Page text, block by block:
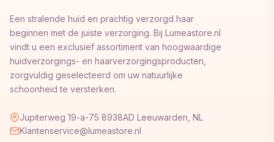
Een stralende huid en prachtig verzorgd haar
beginnen met de juiste verzorging. Bij Lumeastore.nl
vindt u een exclusief assortiment van hoogwaardige
huidverzorgings- en haarverzorgingsproducten,
zorgvuldig geselecteerd om uw natuurlijke
schoonheid te versterken.
Jupiterweg 19-a-75 8938AD Leeuwarden, NL
Klantenservice@lumeastore.nl